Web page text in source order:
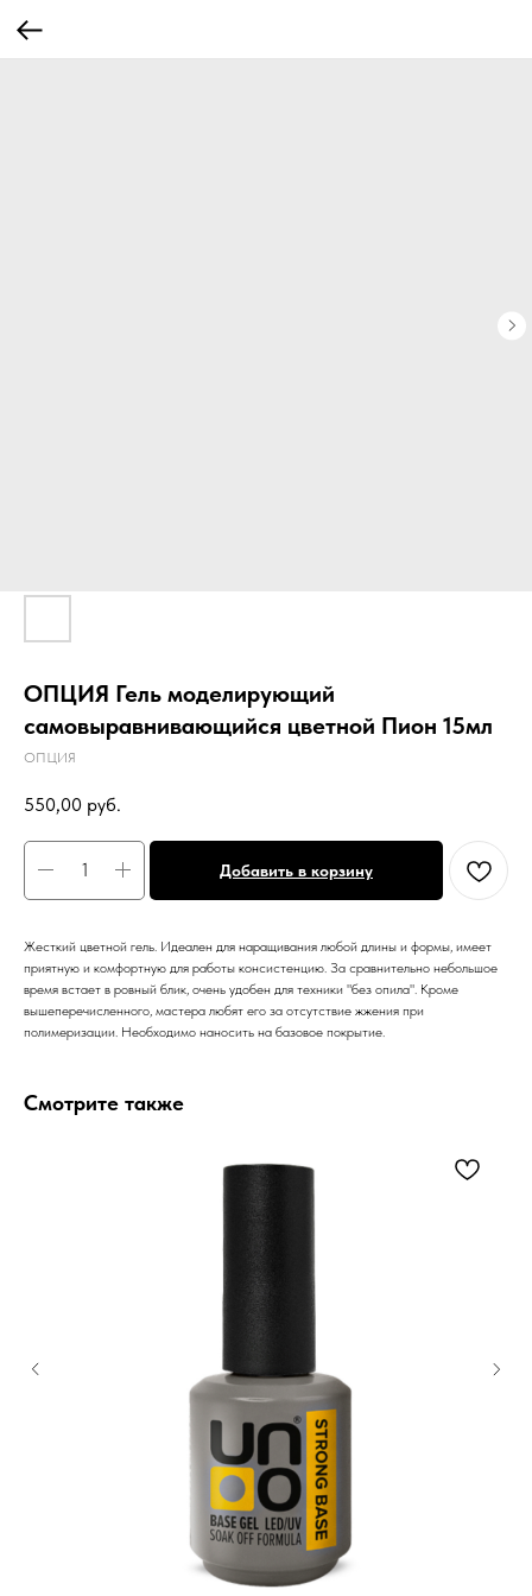
ОПЦИЯ Гель моделирующий
самовыравнивающийся цветной Пион 15мл
ОПЦИЯ
550,00 руб.
Добавить в корзину
Жесткий цветной гель. Идеален для наращивания любой длины и формы, имеет
приятную и комфортную для работы консистенцию. За сравнительно небольшое
время встает в ровный блик, очень удобен для техники "без опила". Кроме
вышеперечисленного, мастера любят его за отсутствие жжения при
полимеризации. Необходимо наносить на базовое покрытие.
Смотрите также